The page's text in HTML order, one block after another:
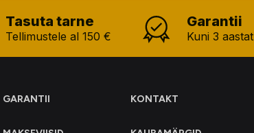
Tasuta tarne
Tellimustele al 150 €
Garantii
Kuni 3 aastat
GARANTII KONTAKT